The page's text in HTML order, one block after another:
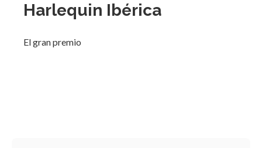
Harlequin Ibérica
El gran premio